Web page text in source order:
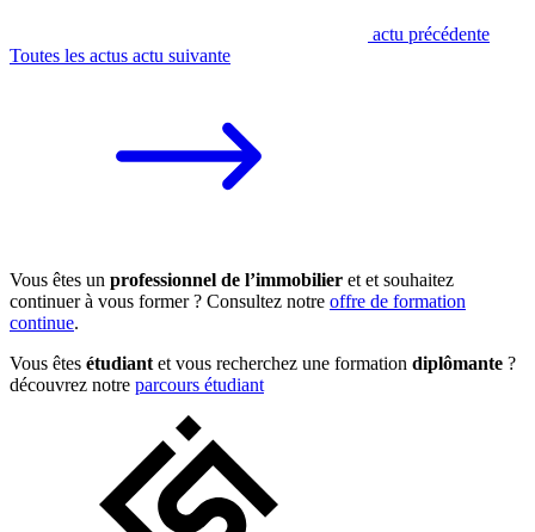
actu précédente
Toutes les actus actu suivante
Vous êtes un professionnel de l’immobilier et et souhaitez
continuer à vous former ? Consultez notre offre de formation
continue.
Vous êtes étudiant et vous recherchez une formation diplômante ?
découvrez notre parcours étudiant